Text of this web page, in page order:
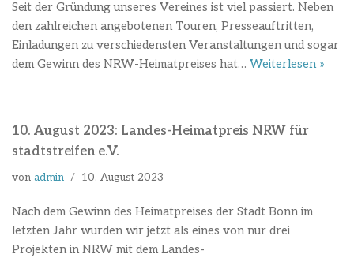
Seit der Gründung unseres Vereines ist viel passiert. Neben
den zahlreichen angebotenen Touren, Presseauftritten,
Einladungen zu verschiedensten Veranstaltungen und sogar
dem Gewinn des NRW-Heimatpreises hat… Weiterlesen »
10. August 2023: Landes-Heimatpreis NRW für
stadtstreifen e.V.
von admin 10. August 2023
Nach dem Gewinn des Heimatpreises der Stadt Bonn im
letzten Jahr wurden wir jetzt als eines von nur drei
Projekten in NRW mit dem Landes-